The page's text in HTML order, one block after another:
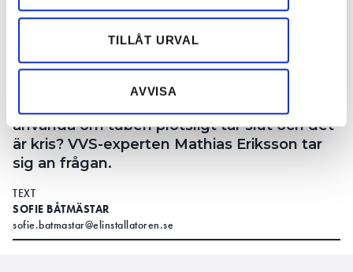
annons- och analysföretag som vi samarbetar med.
Dessa kan i sin tur kombinera informationen med annan
samlat in när du har använt deras tjänster.
TILLÅT URVAL
AVVISA
an en mintdoftande fråga. På bilden i bakgrunden har
tandkräm använts som tätning. Foto: Privat
Vilka är de största riskerna med att använda
ett icke avsett medel för smörjning? Finns
använda om tuben plötsligt tar slut och det
är kris? VVS-experten Mathias Eriksson tar
sig an frågan.
TEXT
SOFIE BÅTMÄSTAR
sofie.batmastar@elinstallatoren.se